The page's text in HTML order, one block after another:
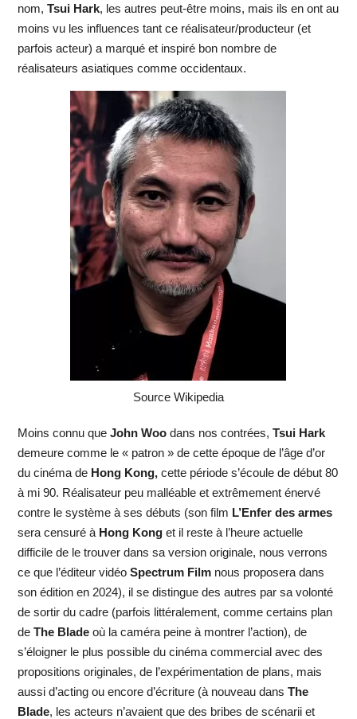
nom, Tsui Hark, les autres peut-être moins, mais ils en ont au
moins vu les influences tant ce réalisateur/producteur (et
parfois acteur) a marqué et inspiré bon nombre de
réalisateurs asiatiques comme occidentaux.
Source Wikipedia
Moins connu que John Woodans nos contrées, Tsui Hark
demeure comme le « patron » de cette époque de l’âge d’or
du cinéma de Hong Kong, cette période s’écoule de début 80
à mi 90. Réalisateur peu malléable et extrêmement énervé
contre le système à ses débuts (son film L’Enfer des armes
sera censuré à Hong Konget il reste à l’heure actuelle
difficile de le trouver dans sa version originale, nous verrons
ce que l’éditeur vidéo Spectrum Filmnous proposera dans
son édition en 2024), il se distingue des autres par sa volonté
de sortir du cadre (parfois littéralement, comme certains plan
de The Blade où la caméra peine à montrer l’action), de
s’éloigner le plus possible du cinéma commercial avec des
propositions originales, de l’expérimentation de plans, mais
aussi d’acting ou encore d’écriture (à nouveau dans The
Blade, les acteurs n’avaient que des bribes de scénarii et